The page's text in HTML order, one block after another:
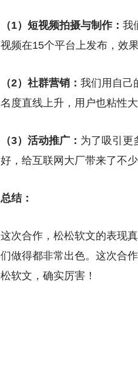
（1）短视频拍摄与制作： 我
视频在15个平台上发布，效
（2）社群营销： 我们用自己
名度直线上升，用户也粘性大
（3）活动推广： 为了吸引更
好，给互联网大厂带来了不
总结：
这次合作，松松软文的表现
们做得都非常出色。这次合
松软文，确实厉害！